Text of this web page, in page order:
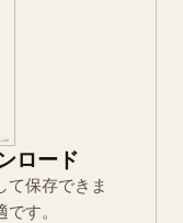
ロード
て保存できま
す。